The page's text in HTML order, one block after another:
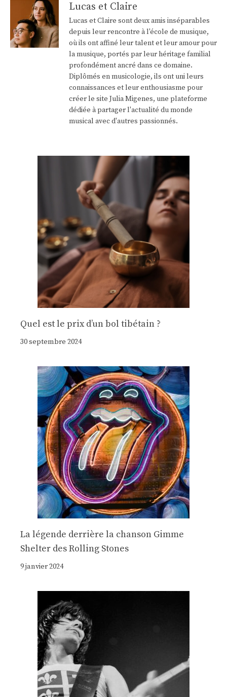
Lucas et Claire
Lucas et Claire sont deux amis inséparables
depuis leur rencontre à l'école de musique,
où ils ont affiné leur talent et leur amour pour
la musique, portés par leur héritage familial
profondément ancré dans ce domaine.
Diplômés en musicologie, ils ont uni leurs
connaissances et leur enthousiasme pour
créer le site Julia Migenes, une plateforme
dédiée à partager l'actualité du monde
musical avec d'autres passionnés.
Quel est le prix d’un bol tibétain ?
30 septembre 2024
La légende derrière la chanson Gimme
Shelter des Rolling Stones
9 janvier 2024